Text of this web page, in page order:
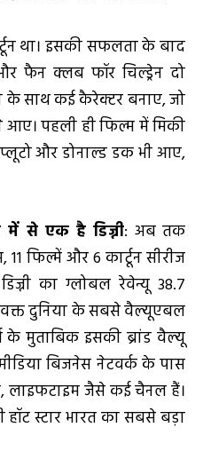
था। इसकी सफलता के बाद
फैन क्लब फॉर चिल्ड्रेन दो
के साथ कई कैरेक्टर बनाए, जो
पहली ही फिल्म में मिकी
और डोनाल्ड डक भी आए,
से एक है डिज्नी: अब तक
11 फिल्में और 6 कार्टून सीरीज
का ग्लोबल रेवेन्यू 38.7
वक्त दुनिया के सबसे वैल्यूएबल
के मुताबिक इसकी ब्रांड वैल्यू
बिजनेस नेटवर्क के पास
लाइफटाइम जैसे कई चैनल हैं।
हॉट स्टार भारत का सबसे बड़ा